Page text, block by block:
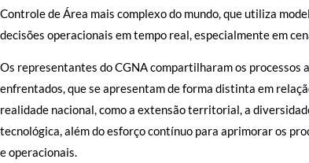
Controle de Área mais complexo do mundo, que utiliza
decisões operacionais em tempo real, especialmente em
Os representantes do CGNA compartilharam os
enfrentados, que se apresentam de forma distinta em
realidade nacional, como a extensão territorial, a
tecnológica, além do esforço contínuo para aprimorar os
e operacionais.